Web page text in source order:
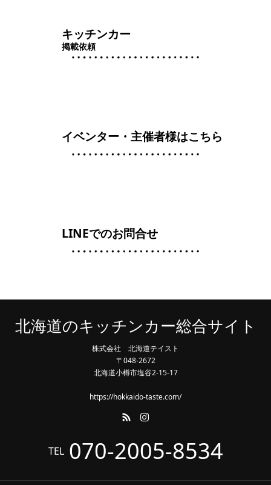
キッチンカー
掲載依頼
イベンター・主催者様はこちら
LINEでのお問合せ
北海道のキッチンカー総合サイト
株式会社 北海道テイスト
〒048-2672
北海道小樽市塩谷2-15-17
https://hokkaido-taste.com/
TEL 070-2005-8534